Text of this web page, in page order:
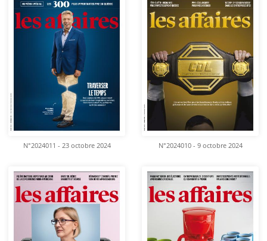
N°2024011 - 23 octobre 2024 N°2024010 - 9 octobre 2024